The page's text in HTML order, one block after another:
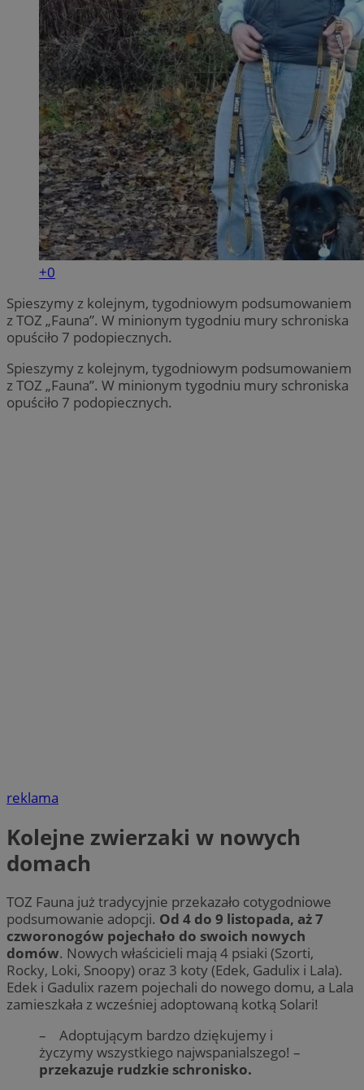
+0
Spieszymy z kolejnym, tygodniowym podsumowaniem
z TOZ „Fauna”. W minionym tygodniu mury schroniska
opuściło 7 podopiecznych.
Spieszymy z kolejnym, tygodniowym podsumowaniem
z TOZ „Fauna”. W minionym tygodniu mury schroniska
opuściło 7 podopiecznych.
reklama
Kolejne zwierzaki w nowych
domach
TOZ Fauna już tradycyjnie przekazało cotygodniowe
podsumowanie adopcji. Od 4 do 9 listopada, aż 7
czworonogów pojechało do swoich nowych
domów. Nowych właścicieli mają 4 psiaki (Szorti,
Rocky, Loki, Snoopy) oraz 3 koty (Edek, Gadulix i Lala).
Edek i Gadulix razem pojechali do nowego domu, a Lala
zamieszkała z wcześniej adoptowaną kotką Solari!
– Adoptującym bardzo dziękujemy i
życzymy wszystkiego najwspanialszego! –
przekazuje rudzkie schronisko.